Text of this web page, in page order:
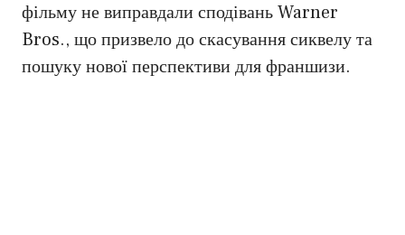
фільму не виправдали сподівань Warner
Bros., що призвело до скасування сиквелу та
пошуку нової перспективи для франшизи.